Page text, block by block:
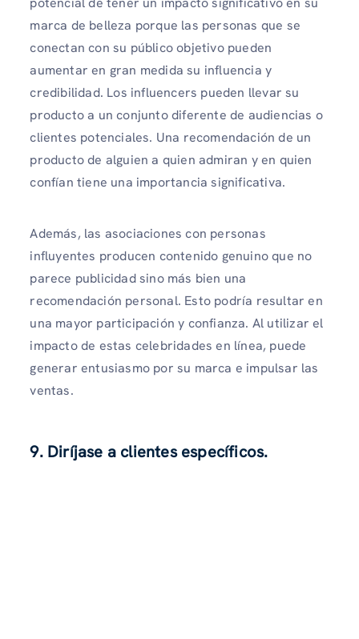
marca de belleza porque las personas que se
conectan con su público objetivo pueden
aumentar en gran medida su influencia y
credibilidad. Los influencers pueden llevar su
producto a un conjunto diferente de audiencias o
clientes potenciales. Una recomendación de un
producto de alguien a quien admiran y en quien
confían tiene una importancia significativa.
Además, las asociaciones con personas
influyentes producen contenido genuino que no
parece publicidad sino más bien una
recomendación personal. Esto podría resultar en
una mayor participación y confianza. Al utilizar el
impacto de estas celebridades en línea, puede
generar entusiasmo por su marca e impulsar las
ventas.
9. Diríjase a clientes específicos.